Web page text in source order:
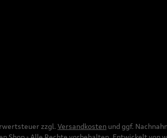
zzgl. Versandkosten und ggf.